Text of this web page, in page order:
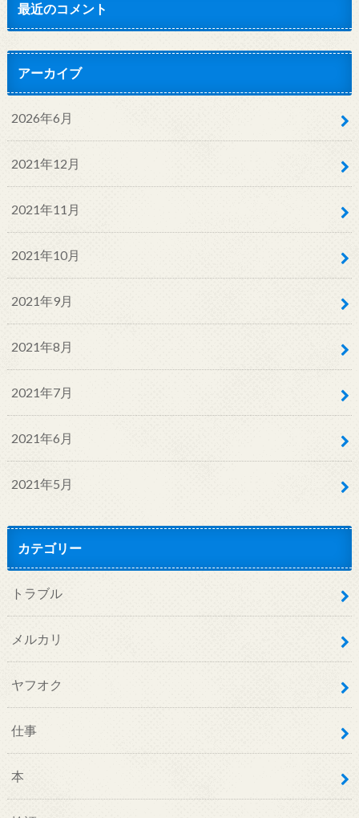
最近のコメント
アーカイブ
2026年6月
2021年12月
2021年11月
2021年10月
2021年9月
2021年8月
2021年7月
2021年6月
2021年5月
カテゴリー
トラブル
メルカリ
ヤフオク
仕事
本